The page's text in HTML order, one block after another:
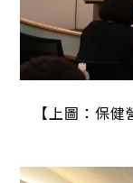
【上圖：保